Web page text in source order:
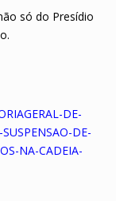
só do Presídio
DE-
DE-
NA-CADEIA-